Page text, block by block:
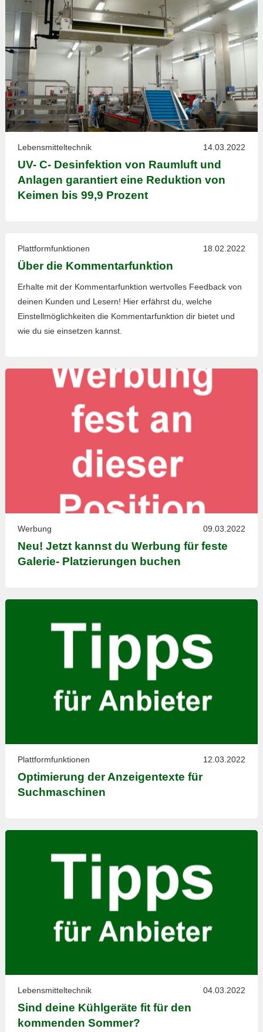
Lebensmitteltechnik 14.03.2022
UV- C- Desinfektion von Raumluft und
Anlagen garantiert eine Reduktion von
Keimen bis 99,9 Prozent
Plattformfunktionen 18.02.2022
Über die Kommentarfunktion
Erhalte mit der Kommentarfunktion wertvolles Feedback von
deinen Kunden und Lesern! Hier erfährst du, welche
Einstellmöglichkeiten die Kommentarfunktion dir bietet und
wie du sie einsetzen kannst.
Werbung 09.03.2022
Neu! Jetzt kannst du Werbung für feste
Galerie- Platzierungen buchen
Plattformfunktionen 12.03.2022
Optimierung der Anzeigentexte für
Suchmaschinen
Lebensmitteltechnik 04.03.2022
Sind deine Kühlgeräte fit für den
kommenden Sommer?